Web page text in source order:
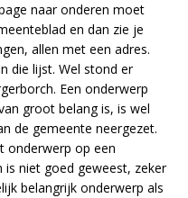
naar onderen moet
en dan zie je
allen met een adres.
die lijst. Wel stond er
Een onderwerp
groot belang is, is wel
de gemeente neergezet.
onderwerp op een
niet goed geweest, zeker
belangrijk onderwerp als